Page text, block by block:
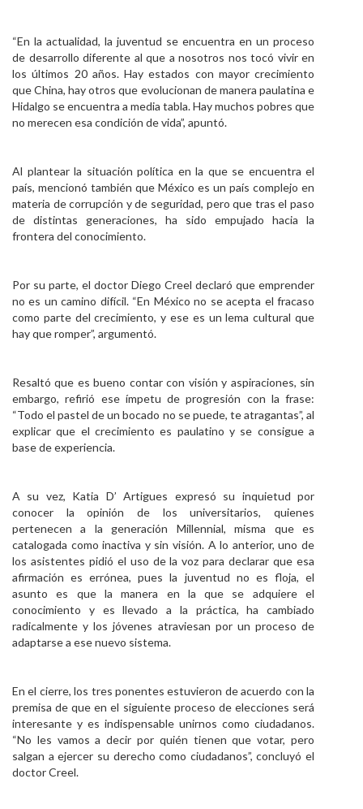
“En la actualidad, la juventud se encuentra en un proceso
de desarrollo diferente al que a nosotros nos tocó vivir en
los últimos 20 años. Hay estados con mayor crecimiento
que China, hay otros que evolucionan de manera paulatina e
Hidalgo se encuentra a media tabla. Hay muchos pobres que
no merecen esa condición de vida”, apuntó.
Al plantear la situación política en la que se encuentra el
país, mencionó también que México es un país complejo en
materia de corrupción y de seguridad, pero que tras el paso
de distintas generaciones, ha sido empujado hacia la
frontera del conocimiento.
Por su parte, el doctor Diego Creel declaró que emprender
no es un camino difícil. “En México no se acepta el fracaso
como parte del crecimiento, y ese es un lema cultural que
hay que romper”, argumentó.
Resaltó que es bueno contar con visión y aspiraciones, sin
embargo, refirió ese ímpetu de progresión con la frase:
“Todo el pastel de un bocado no se puede, te atragantas”, al
explicar que el crecimiento es paulatino y se consigue a
base de experiencia.
A su vez, Katia D’ Artigues expresó su inquietud por
conocer la opinión de los universitarios, quienes
pertenecen a la generación Millennial, misma que es
catalogada como inactiva y sin visión. A lo anterior, uno de
los asistentes pidió el uso de la voz para declarar que esa
afirmación es errónea, pues la juventud no es floja, el
asunto es que la manera en la que se adquiere el
conocimiento y es llevado a la práctica, ha cambiado
radicalmente y los jóvenes atraviesan por un proceso de
adaptarse a ese nuevo sistema.
En el cierre, los tres ponentes estuvieron de acuerdo con la
premisa de que en el siguiente proceso de elecciones será
interesante y es indispensable unirnos como ciudadanos.
“No les vamos a decir por quién tienen que votar, pero
salgan a ejercer su derecho como ciudadanos”, concluyó el
doctor Creel.